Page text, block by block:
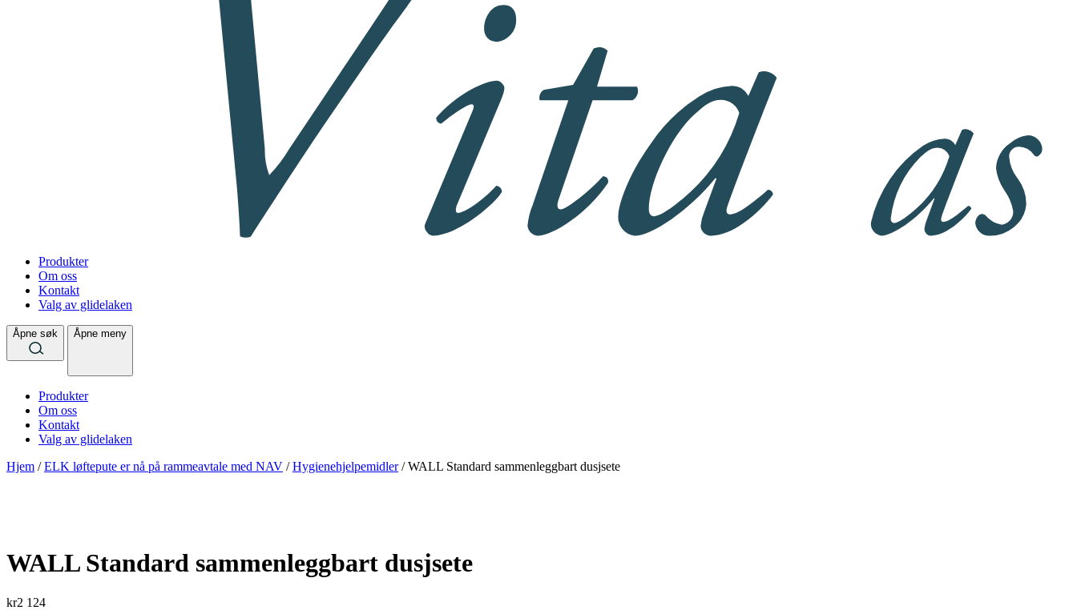
Produkter
Om oss
Kontakt
Valg av glidelaken
Åpne søk Åpne meny
Produkter
Om oss
Kontakt
Valg av glidelaken
Hjem /ELK løftepute er nå på rammeavtale med NAV /Hygienehjelpemidler/ WALL Standard sammenleggbart dusjsete
WALL Standard sammenleggbart dusjsete
kr2 124